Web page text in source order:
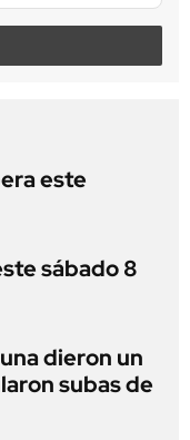
este
sábado 8
dieron un
subas de